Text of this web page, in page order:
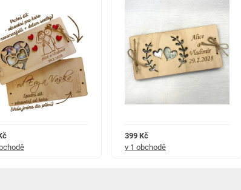
v České republice. Každý kus prochází ruční kontrolou a nevzniká ve
osobitost, kvalitu a originální zpracování.
s penězi. Novomanželé finanční dar obvykle ocení a díky originálnímu
ale jako promyšlený a originálně předaný svatební dar.
výrobek ručně kontrolujeme, aby působil reprezentativně při předání
399 Kč
v 1 obchodě